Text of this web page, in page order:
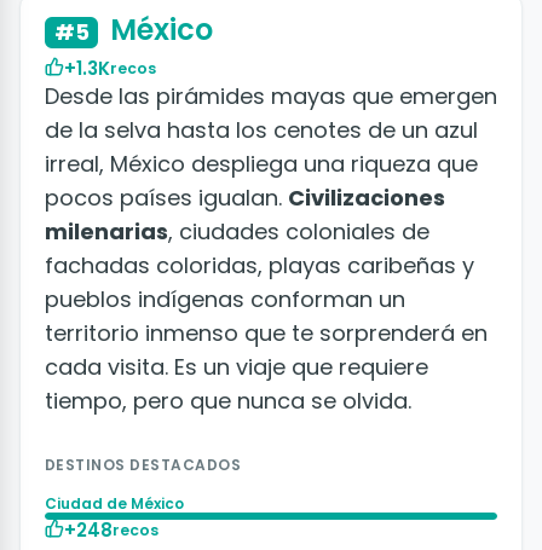
#5 México
+1.3Krecos
Desde las pirámides mayas que emergen
de la selva hasta los cenotes de un azul
irreal, México despliega una riqueza que
pocos países igualan. Civilizaciones
milenarias, ciudades coloniales de
fachadas coloridas, playas caribeñas y
pueblos indígenas conforman un
territorio inmenso que te sorprenderá en
cada visita. Es un viaje que requiere
tiempo, pero que nunca se olvida.
DESTINOS DESTACADOS
Ciudad de México
+248recos